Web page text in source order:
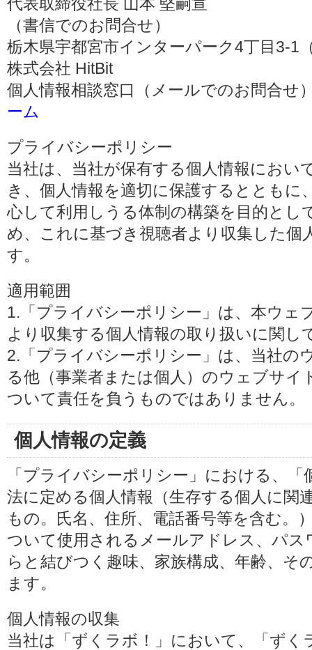
（書信でのお問合せ）
栃木県宇都宮市インターパーク4丁目3-1
株式会社 HitBit
個人情報相談窓口（メールでのお問合せ
ーム
プライバシーポリシー
当社は、当社が保有する個人情報におい
き、個人情報を適切に保護するとともに
心して利用しうる体制の構築を目的とし
め、これに基づき視聴者より収集した個
す。
適用範囲
1.「プライバシーポリシー」は、本ウェ
より収集する個人情報の取り扱いに関し
2.「プライバシーポリシー」は、当社の
る他（事業者または個人）のウェブサイ
ついて責任を負うものではありません。
個人情報の定義
「プライバシーポリシー」における、
法に定める個人情報（生存する個人に関
もの。氏名、住所、電話番号等を含む。
ついて使用されるメールアドレス、パ
らと結びつく趣味、家族構成、年齢、そ
ます。
個人情報の収集
当社は「ずくラボ！」において、「ず